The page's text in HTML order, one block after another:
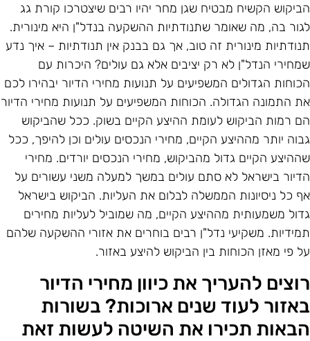
הקשיח מבטיח שגן מחר יהיו רבים שיצטרכו קורת גג
בה, מה שאומר שתנודתיות ההשקעה בנדל"ן היא מינורית.
מינורית זה טוב, אך גם בבנק אין תנודתיות – איך נדע
הנדל"ן לא רק יציבים אלא גם עולים? היכרות עם
הגדולים המשפיעים על תנועות מחירי הדיור יבהירו לכם
התמונה הגדולה. הכוחות המשפיעים על תנועות מחירי הדיור
רמות הביקוש לעומת ההיצע הקיים בשוק. ככל שהביקוש
יותר מההיצע הקיים, מחירי הנכסים עולים וכן להיפך, ככל
הקיים גדול מהביקוש, מחירי הנכסים יורדים. מחירי
בישראל לא סתם עולים במשך למעלה משני עשורים על
כל ניסיונות הממשלה לבלום את העליות. הביקוש בישראל
משמעותית מההיצע הקיים, מה שמוביל לעליות מחירים
משקיעי נדל"ן רבים בוחרים את אזורי ההשקעה שלהם
פי מאזן הכוחות בין הביקוש להיצע באזור.
להעריך את כיוון מחירי הדיור
לעוד שנים ארוכות? בשורות
תכירו את השיטה לעשות זאת